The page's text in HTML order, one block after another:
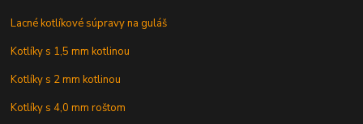
Lacné kotlíkové súpravy na guláš
Kotlíky s 1,5 mm kotlinou
Kotlíky s 2 mm kotlinou
Kotlíky s 4,0 mm roštom